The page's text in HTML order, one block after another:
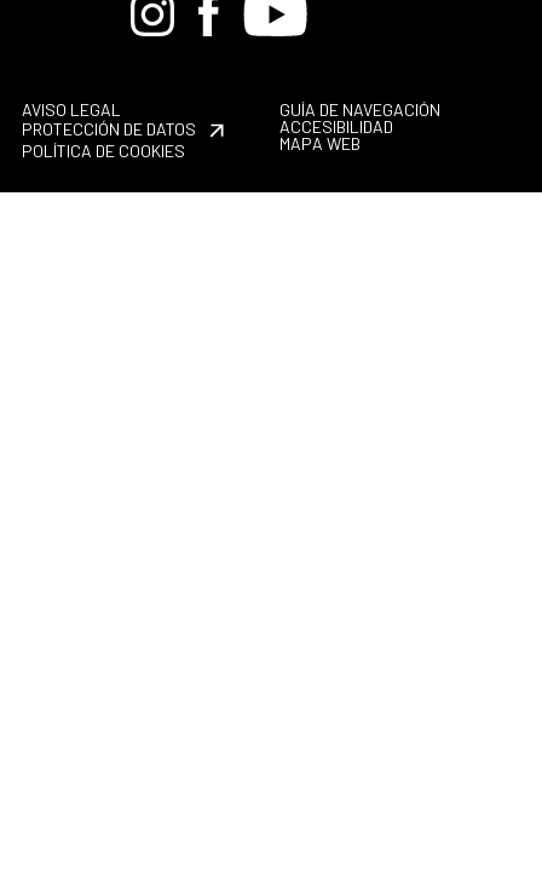
BandcampInstagramFacebook
Youtube
AVISO LEGAL
PROTECCIÓN DE DATOS
POLÍTICA DE COOKIES
GUÍA DE NAVEGACIÓN
ACCESIBILIDAD
MAPA WEB